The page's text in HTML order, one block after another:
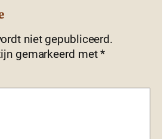
niet gepubliceerd.
gemarkeerd met*